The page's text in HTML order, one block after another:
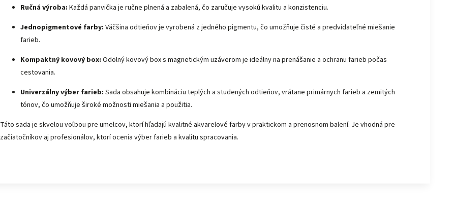
Ručná výroba: Každá panvička je ručne plnená a zabalená, čo zaručuje vysokú kvalitu a konzistenciu.
Jednopigmentové farby: Väčšina odtieňov je vyrobená z jedného pigmentu, čo umožňuje čisté a predvídateľné miešanie
farieb.
Kompaktný kovový box: Odolný kovový box s magnetickým uzáverom je ideálny na prenášanie a ochranu farieb počas
cestovania.
Univerzálny výber farieb: Sada obsahuje kombináciu teplých a studených odtieňov, vrátane primárnych farieb a zemitých
tónov, čo umožňuje široké možnosti miešania a použitia.
Táto sada je skvelou voľbou pre umelcov, ktorí hľadajú kvalitné akvarelové farby v praktickom a prenosnom balení. Je vhodná pre
začiatočníkov aj profesionálov, ktorí ocenia výber farieb a kvalitu spracovania.